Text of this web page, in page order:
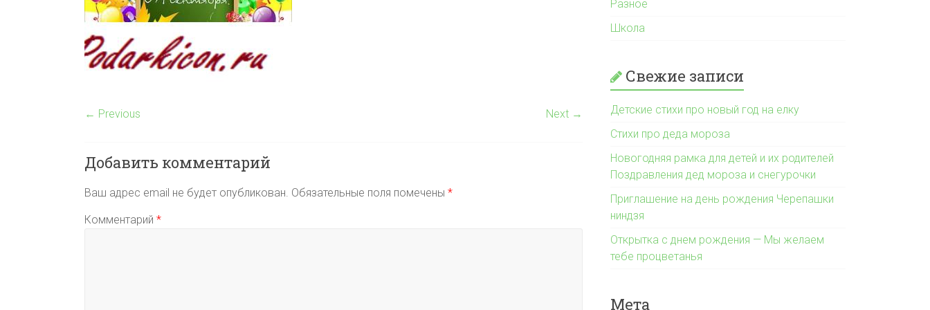
← Previous Next →
Добавить комментарий
Ваш адрес email не будет опубликован. Обязательные поля помечены *
Комментарий *
Разное
Школа
Свежие записи
Детские стихи про новый год на елку
Стихи про деда мороза
Новогодняя рамка для детей и их родителей
Поздравления дед мороза и снегурочки
Приглашение на день рождения Черепашки
ниндзя
Открытка с днем рождения — Мы желаем
тебе процветанья
Мета